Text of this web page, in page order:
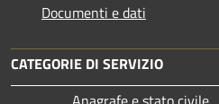
Documenti e dati
CATEGORIE DI SERVIZIO